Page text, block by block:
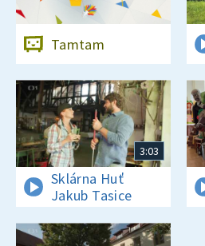
Tamtam
3:03
Sklárna Huť
Jakub Tasice